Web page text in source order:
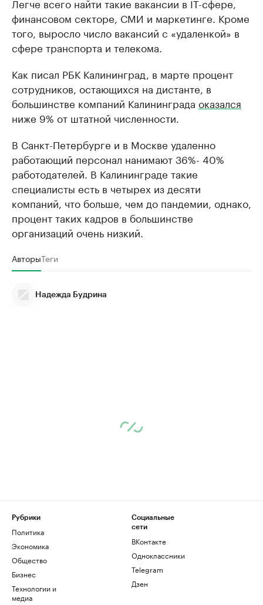
финансовом секторе, СМИ и маркетинге. Кроме
того, выросло число вакансий с «удаленкой» в
сфере транспорта и телекома.
Как писал РБК Калининград, в марте процент
сотрудников, остающихся на дистанте, в
большинстве компаний Калининграда оказался
ниже 9% от штатной численности.
В Санкт-Петербурге и в Москве удаленно
работающий персонал нанимают 36%- 40%
работодателей. В Калининграде такие
специалисты есть в четырех из десяти
компаний, что больше, чем до пандемии, однако,
процент таких кадров в большинстве
организаций очень низкий.
АвторыТеги
Надежда Будрина
Рубрики
Политика
Экономика
Общество
Бизнес
Технологии и
медиа
Социальные
сети
ВКонтакте
Одноклассники
Telegram
Дзен